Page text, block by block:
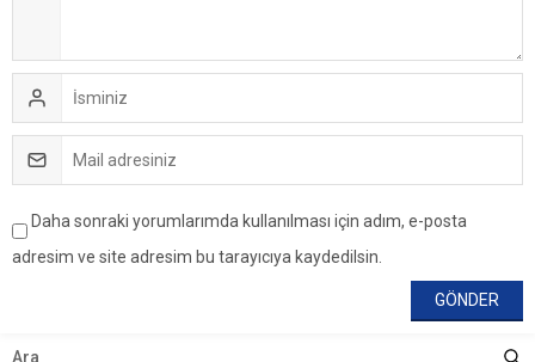
Daha sonraki yorumlarımda kullanılması için adım, e-posta
adresim ve site adresim bu tarayıcıya kaydedilsin.